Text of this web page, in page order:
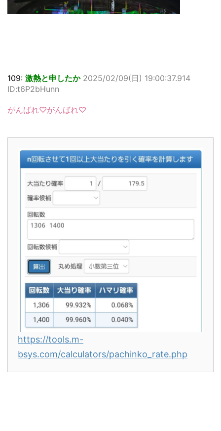
109: 激熱と申したか 2025/02/09(日) 19:00:37.914
ID:t6P2bHunn
がんばれ♡がんばれ♡
https://tools.m-
bsys.com/calculators/pachinko_rate.php